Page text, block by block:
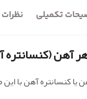
تکمیلی نظرات
آهن
یا کنسانتره آهن با